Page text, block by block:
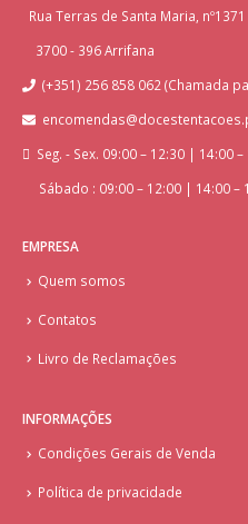
Rua Terras de Santa Maria, nº1371
3700 - 396 Arrifana
(+351) 256 858 062 (Chamada
Seg. - Sex. 09:00 – 12:30 | 14:00 –
Sábado : 09:00 – 12:00 | 14:00 –
EMPRESA
Quem somos
Contatos
Livro de Reclamações
INFORMAÇÕES
Condições Gerais de Venda
Política de privacidade